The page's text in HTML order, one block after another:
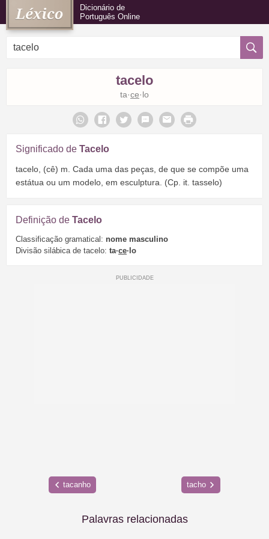
Dicionário de
Português Online
tacelo
ta·ce·lo
Significado de Tacelo
tacelo, (cê) m. Cada uma das peças, de que se compõe uma
estátua ou um modelo, em esculptura. (Cp. it. tasselo)
Definição de Tacelo
Classificação gramatical: nome masculino
Divisão silábica de tacelo: ta·ce·lo
tacanho tacho
Palavras relacionadas